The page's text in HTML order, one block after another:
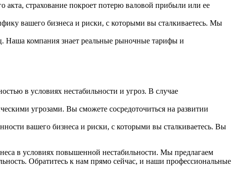
акта, страхование покроет потерю валовой прибыли или ее
вашего бизнеса и риски, с которыми вы сталкиваетесь. Мы
Наша компания знает реальные рыночные тарифы и
в условиях нестабильности и угроз. В случае
угрозами. Вы сможете сосредоточиться на развитии
вашего бизнеса и риски, с которыми вы сталкиваетесь. Вы
в условиях повышенной нестабильности. Мы предлагаем
Обратитесь к нам прямо сейчас, и наши профессиональные